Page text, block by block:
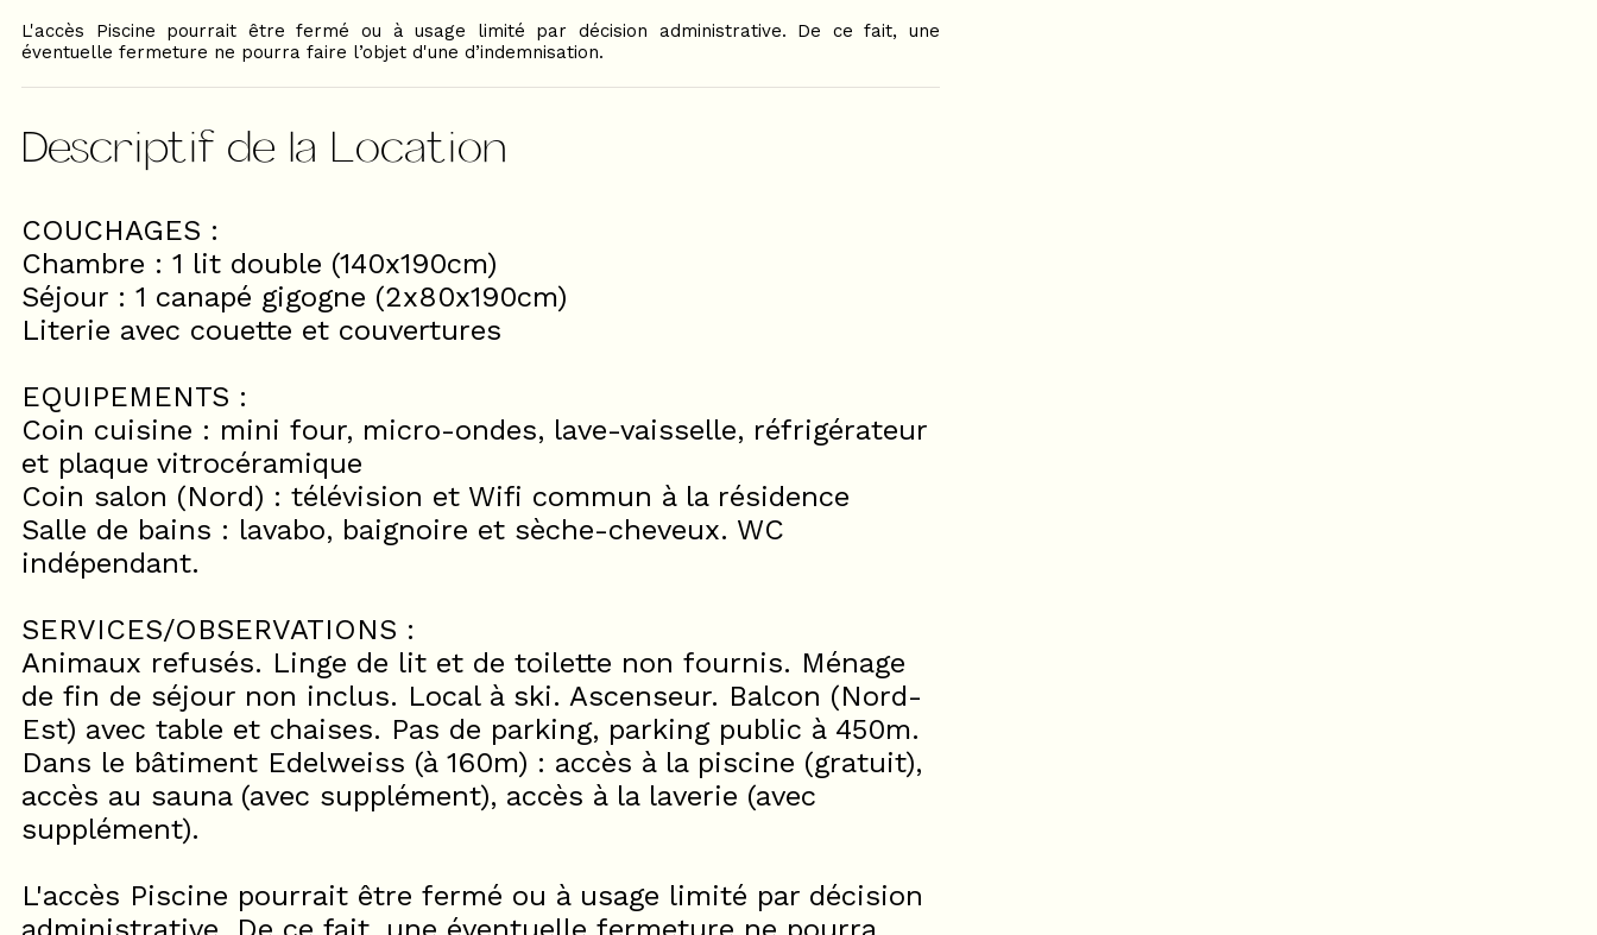
L'accès Piscine pourrait être fermé ou à usage limité par décision administrative. De ce fait, une
éventuelle fermeture ne pourra faire l’objet d'une d’indemnisation.
Descriptif de la Location
COUCHAGES :
Chambre : 1 lit double (140x190cm)
Séjour : 1 canapé gigogne (2x80x190cm)
Literie avec couette et couvertures
EQUIPEMENTS :
Coin cuisine : mini four, micro-ondes, lave-vaisselle, réfrigérateur
et plaque vitrocéramique
Coin salon (Nord) : télévision et Wifi commun à la résidence
Salle de bains : lavabo, baignoire et sèche-cheveux. WC
indépendant.
SERVICES/OBSERVATIONS :
Animaux refusés. Linge de lit et de toilette non fournis. Ménage
de fin de séjour non inclus. Local à ski. Ascenseur. Balcon (Nord-
Est) avec table et chaises. Pas de parking, parking public à 450m.
Dans le bâtiment Edelweiss (à 160m) : accès à la piscine (gratuit),
accès au sauna (avec supplément), accès à la laverie (avec
supplément).
L'accès Piscine pourrait être fermé ou à usage limité par décision